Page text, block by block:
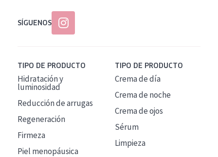
SÍGUENOS
TIPO DE PRODUCTO
Hidratación y
luminosidad
Reducción de arrugas
Regeneración
Firmeza
Piel menopáusica
TIPO DE PRODUCTO
Crema de día
Crema de noche
Crema de ojos
Sérum
Limpieza